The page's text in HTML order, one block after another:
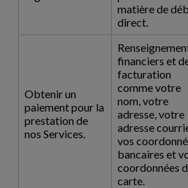
matière de
direct.
Obtenir un
paiement pour la
prestation de
nos Services.
financiers et
facturation
comme votre
nom, votre
adresse, votre
adresse
vos
bancaires et
coordonnées
carte.